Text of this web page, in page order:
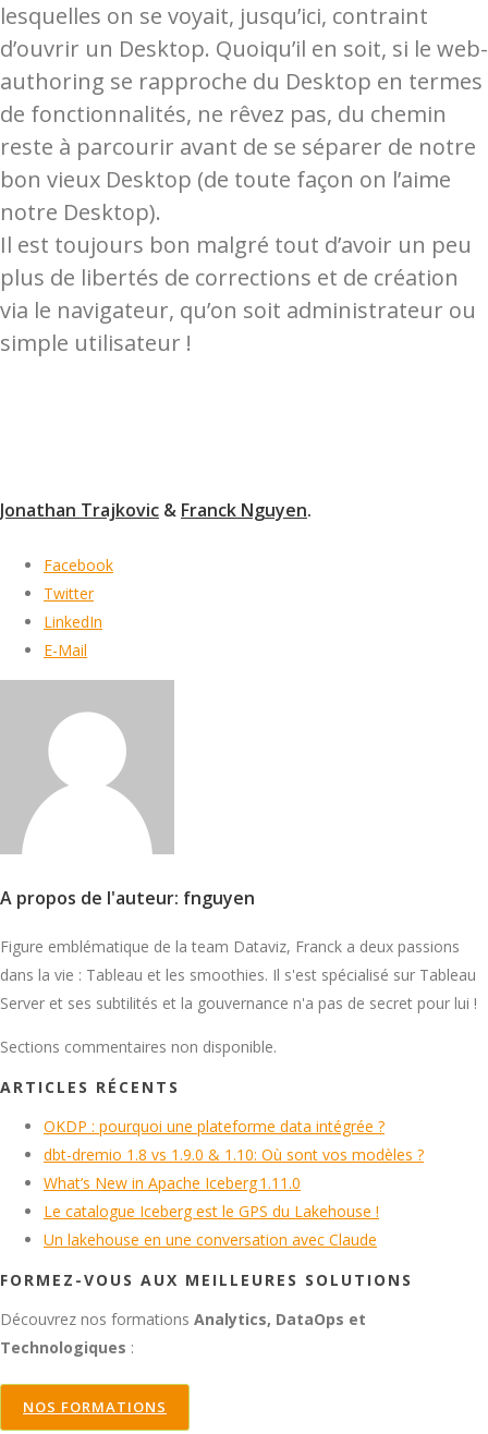
lesquelles on se voyait, jusqu’ici, contraint
d’ouvrir un Desktop. Quoiqu’il en soit, si le web-
authoring se rapproche du Desktop en termes
de fonctionnalités, ne rêvez pas, du chemin
reste à parcourir avant de se séparer de notre
bon vieux Desktop (de toute façon on l’aime
notre Desktop).
Il est toujours bon malgré tout d’avoir un peu
plus de libertés de corrections et de création
via le navigateur, qu’on soit administrateur ou
simple utilisateur !
Jonathan Trajkovic & Franck Nguyen.
Facebook
Twitter
LinkedIn
E-Mail
A propos de l'auteur: fnguyen
Figure emblématique de la team Dataviz, Franck a deux passions
dans la vie : Tableau et les smoothies. Il s'est spécialisé sur Tableau
Server et ses subtilités et la gouvernance n'a pas de secret pour lui !
Sections commentaires non disponible.
ARTICLES RÉCENTS
OKDP : pourquoi une plateforme data intégrée ?
dbt-dremio 1.8 vs 1.9.0 & 1.10: Où sont vos modèles ?
What’s New in Apache Iceberg 1.11.0
Le catalogue Iceberg est le GPS du Lakehouse !
Un lakehouse en une conversation avec Claude
FORMEZ-VOUS AUX MEILLEURES SOLUTIONS
Découvrez nos formations Analytics, DataOps et
Technologiques :
NOS FORMATIONS